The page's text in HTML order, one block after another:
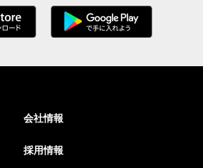
会社情報
採用情報